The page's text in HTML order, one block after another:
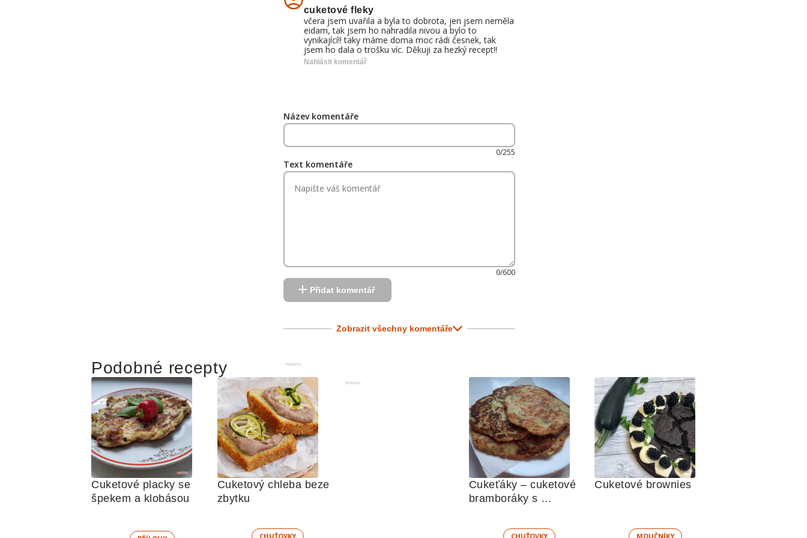
cuketové fleky
včera jsem uvařila a byla to dobrota, jen jsem neměla
eidam, tak jsem ho nahradila nivou a bylo to
vynikající!! taky máme doma moc rádi česnek, tak
jsem ho dala o trošku víc. Děkuji za hezký recept!!
Nahlásit komentář
Název komentáře
0/255
Text komentáře
0/600
Přidat komentář
Zobrazit všechny komentáře
Reklama
Podobné recepty
Cuketové placky se
špekem a klobásou
Cuketový chleba beze
zbytku
CHUŤOVKY
Reklama
Cukeťáky – cuketové
bramboráky s
CHUŤOVKY
Cuketové brownies
MOUČNÍKY